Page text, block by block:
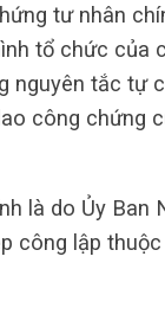
tư nhân
tổ chức của
nguyên tắc tự
công chứng
là do Ủy Ban
công lập